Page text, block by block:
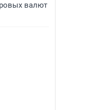
валют